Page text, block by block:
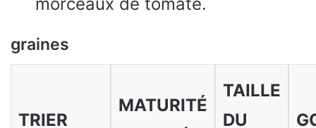
morceaux de tomate.
graines
TRIER
MATURITÉ
TAILLE
DU